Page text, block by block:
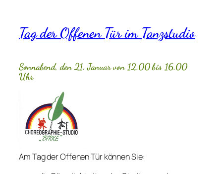
Tag der Offenen Tür im Tanzstudio
Sonnabend, den 21. Januar von 12.00 bis 16.00
Uhr
Am Tag der Offenen Tür können Sie: